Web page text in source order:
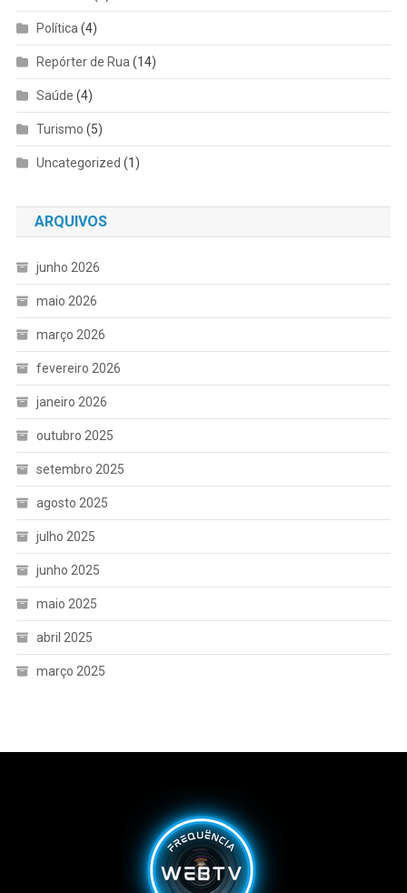
Política (4)
Repórter de Rua (14)
Saúde (4)
Turismo (5)
Uncategorized (1)
ARQUIVOS
junho 2026
maio 2026
março 2026
fevereiro 2026
janeiro 2026
outubro 2025
setembro 2025
agosto 2025
julho 2025
junho 2025
maio 2025
abril 2025
março 2025